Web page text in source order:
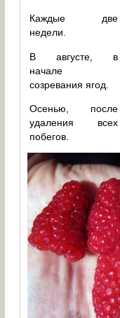
Каждые две
недели.
В августе, в
начале
созревания ягод.
Осенью, после
удаления всех
побегов.